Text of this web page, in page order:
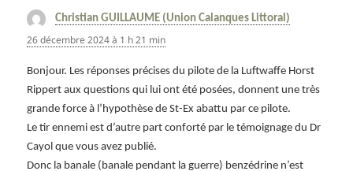
Christian GUILLAUME (Union Calanques Littoral)
26 décembre 2024 à 1 h 21 min
Bonjour. Les réponses précises du pilote de la Luftwaffe Horst
Rippert aux questions qui lui ont été posées, donnent une très
grande force à l’hypothèse de St-Ex abattu par ce pilote.
Le tir ennemi est d’autre part conforté par le témoignage du Dr
Cayol que vous avez publié.
Donc la banale (banale pendant la guerre) benzédrine n’est